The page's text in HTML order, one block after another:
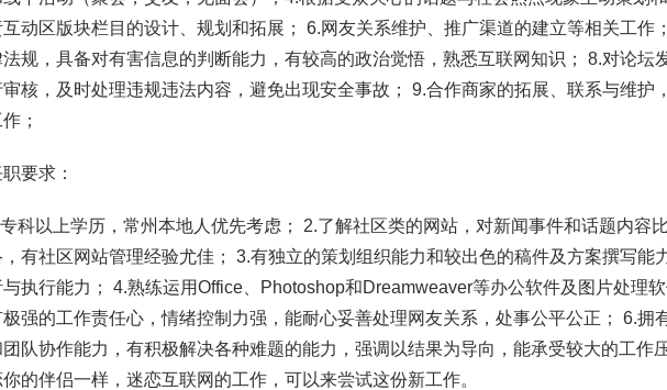
互动区版块栏目的设计、规划和拓展； 6.网友关系维护、推广渠道的建立等相关工作
法规，具备对有害信息的判断能力，有较高的政治觉悟，熟悉互联网知识； 8.对论坛
审核，及时处理违规违法内容，避免出现安全事故； 9.合作商家的拓展、联系与维护
；
要求：
科以上学历，常州本地人优先考虑； 2.了解社区类的网站，对新闻事件和话题内容
，有社区网站管理经验尤佳； 3.有独立的策划组织能力和较出色的稿件及方案撰写能
与执行能力； 4.熟练运用Office、Photoshop和Dreamweaver等办公软件及图片处理
极强的工作责任心，情绪控制力强，能耐心妥善处理网友关系，处事公平公正； 6.拥
团队协作能力，有积极解决各种难题的能力，强调以结果为导向，能承受较大的工作
的伴侣一样，迷恋互联网的工作，可以来尝试这份新工作。